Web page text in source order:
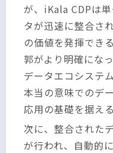
が、iKala CDPは
タが迅速に整合さ
の価値を発揮でき
郭がより明確にな
データエコシステ
本当の意味でのデ
応用の基礎を据え
次に、整合された
が行われ、自動的